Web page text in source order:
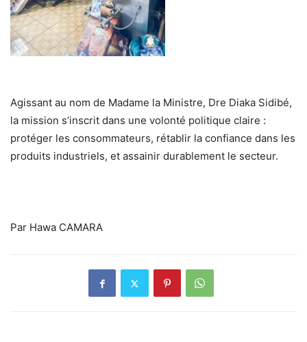
Agissant au nom de Madame la Ministre, Dre Diaka Sidibé,
la mission s’inscrit dans une volonté politique claire :
protéger les consommateurs, rétablir la confiance dans les
produits industriels, et assainir durablement le secteur.
Par Hawa CAMARA